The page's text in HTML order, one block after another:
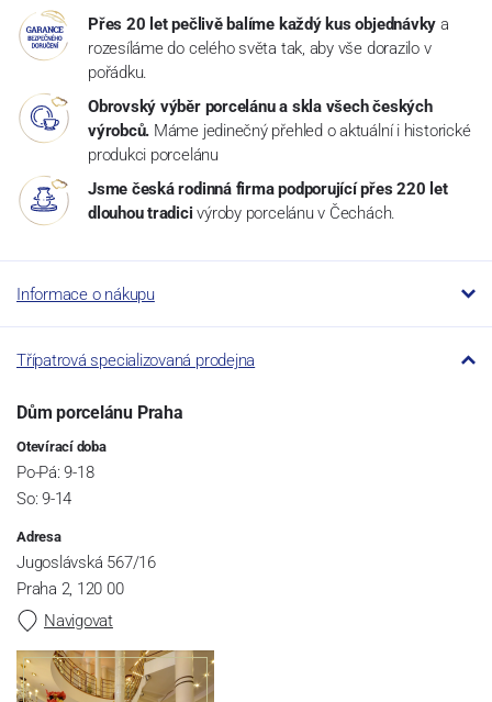
Přes 20 let pečlivě balíme každý kus objednávky a
rozesíláme do celého světa tak, aby vše dorazilo v
pořádku.
Obrovský výběr porcelánu a skla všech českých
výrobců. Máme jedinečný přehled o aktuální i historické
produkci porcelánu
Jsme česká rodinná firma podporující přes 220 let
dlouhou tradici výroby porcelánu v Čechách.
Informace o nákupu
Třípatrová specializovaná prodejna
Dům porcelánu Praha
Otevírací doba
Po-Pá: 9-18
So: 9-14
Adresa
Jugoslávská 567/16
Praha 2, 120 00
Navigovat